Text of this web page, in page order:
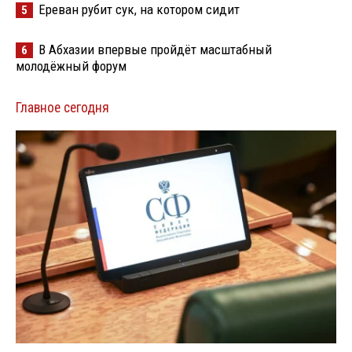
5 Ереван рубит сук, на котором сидит
6
В Абхазии впервые пройдёт масштабный
молодёжный форум
Главное сегодня